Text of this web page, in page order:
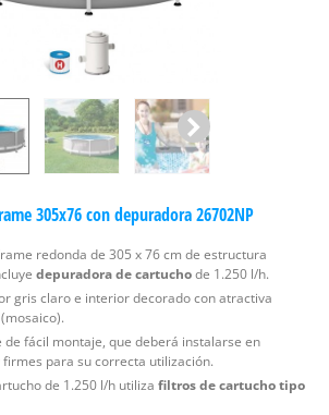
305x76 con depuradora 26702NP
redonda de 305 x 76 cm de estructura
depuradora de cartuchode 1.250 l/h.
gris claro e interior decorado con atractiva
(mosaico).
de fácil montaje, que deberá instalarse en
para su correcta utilización.
de 1.250 l/h utiliza filtros de cartucho tipo